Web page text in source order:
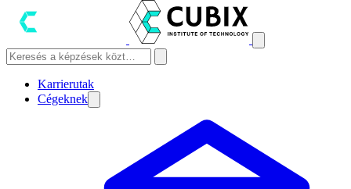
Karrierutak
Cégeknek